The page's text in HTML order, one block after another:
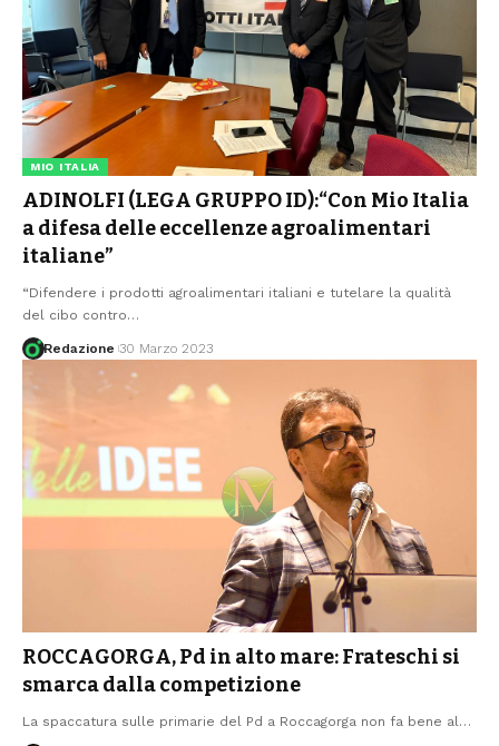
MIO ITALIA
ADINOLFI (LEGA GRUPPO ID):“Con Mio Italia
a difesa delle eccellenze agroalimentari
italiane”
“Difendere i prodotti agroalimentari italiani e tutelare la qualità
del cibo contro…
Redazione 30 Marzo 2023
ROCCAGORGA, Pd in alto mare: Frateschi si
smarca dalla competizione
La spaccatura sulle primarie del Pd a Roccagorga non fa bene al …